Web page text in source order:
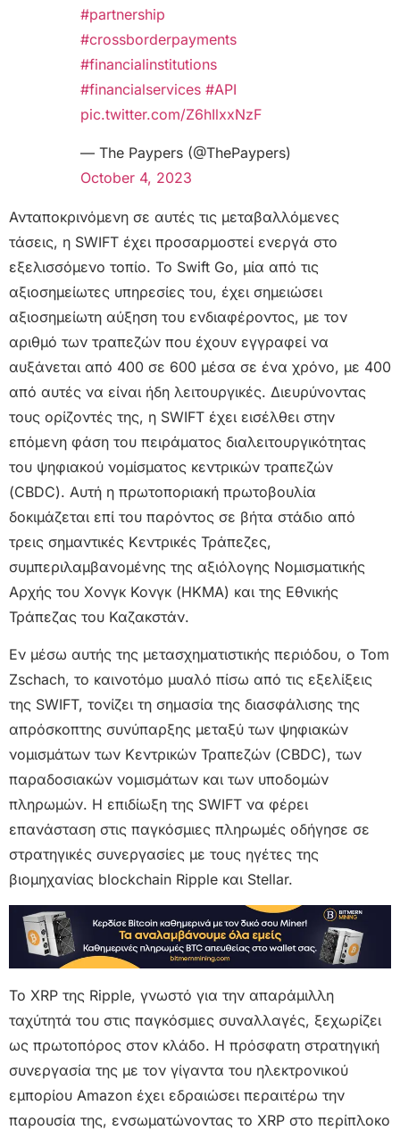
#partnership
#crossborderpayments
#financialinstitutions
#financialservices #API
pic.twitter.com/Z6hIlxxNzF
— The Paypers (@ThePaypers)
October 4, 2023
Ανταποκρινόμενη σε αυτές τις μεταβαλλόμενες
τάσεις, η SWIFT έχει προσαρμοστεί ενεργά στο
εξελισσόμενο τοπίο. Το Swift Go, μία από τις
αξιοσημείωτες υπηρεσίες του, έχει σημειώσει
αξιοσημείωτη αύξηση του ενδιαφέροντος, με τον
αριθμό των τραπεζών που έχουν εγγραφεί να
αυξάνεται από 400 σε 600 μέσα σε ένα χρόνο, με 400
από αυτές να είναι ήδη λειτουργικές. Διευρύνοντας
τους ορίζοντές της, η SWIFT έχει εισέλθει στην
επόμενη φάση του πειράματος διαλειτουργικότητας
του ψηφιακού νομίσματος κεντρικών τραπεζών
(CBDC). Αυτή η πρωτοποριακή πρωτοβουλία
δοκιμάζεται επί του παρόντος σε βήτα στάδιο από
τρεις σημαντικές Κεντρικές Τράπεζες,
συμπεριλαμβανομένης της αξιόλογης Νομισματικής
Αρχής του Χονγκ Κονγκ (HKMA) και της Εθνικής
Τράπεζας του Καζακστάν.
Εν μέσω αυτής της μετασχηματιστικής περιόδου, ο Tom
Zschach, το καινοτόμο μυαλό πίσω από τις εξελίξεις
της SWIFT, τονίζει τη σημασία της διασφάλισης της
απρόσκοπτης συνύπαρξης μεταξύ των ψηφιακών
νομισμάτων των Κεντρικών Τραπεζών (CBDC), των
παραδοσιακών νομισμάτων και των υποδομών
πληρωμών. Η επιδίωξη της SWIFT να φέρει
επανάσταση στις παγκόσμιες πληρωμές οδήγησε σε
στρατηγικές συνεργασίες με τους ηγέτες της
βιομηχανίας blockchain Ripple και Stellar.
Το XRP της Ripple, γνωστό για την απαράμιλλη
ταχύτητά του στις παγκόσμιες συναλλαγές, ξεχωρίζει
ως πρωτοπόρος στον κλάδο. Η πρόσφατη στρατηγική
συνεργασία της με τον γίγαντα του ηλεκτρονικού
εμπορίου Amazon έχει εδραιώσει περαιτέρω την
παρουσία της, ενσωματώνοντας το XRP στο περίπλοκο